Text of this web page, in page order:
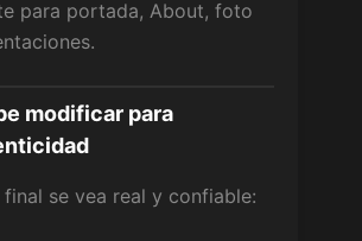
para portada, About, foto
modificar para
se vea real y confiable: